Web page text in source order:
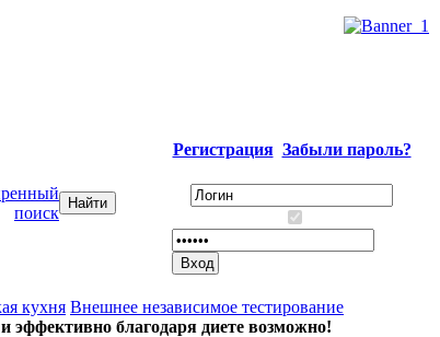
поиск
Регистрация Забыли пароль?
кухня Внешнее независимое тестирование
эффективно благодаря диете возможно!